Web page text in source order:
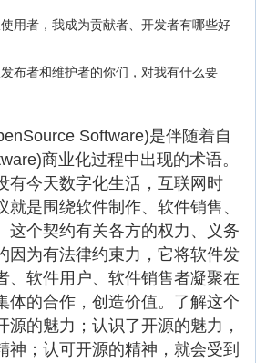
用者，我成为贡献者、开发者有哪些好
布者和维护者的你们，对我有什么要
Software)是伴随着自
商业化过程中出现的术语。
有今天数字化生活，互联网时
就是围绕软件制作、软件销售、
这个契约有关各方的权力、义务
因为有法律约束力，它将软件发
、软件用户、软件销售者凝聚在
体的合作，创造价值。了解这个
源的魅力；认识了开源的魅力，
神；认可开源的精神，就会受到